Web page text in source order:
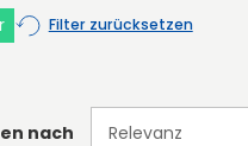
Filter zurücksetzen
nach